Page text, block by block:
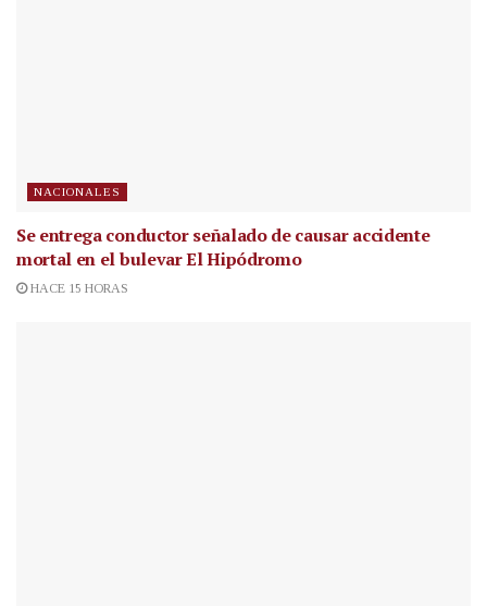
NACIONALES
Se entrega conductor señalado de causar accidente
mortal en el bulevar El Hipódromo
HACE 15 HORAS